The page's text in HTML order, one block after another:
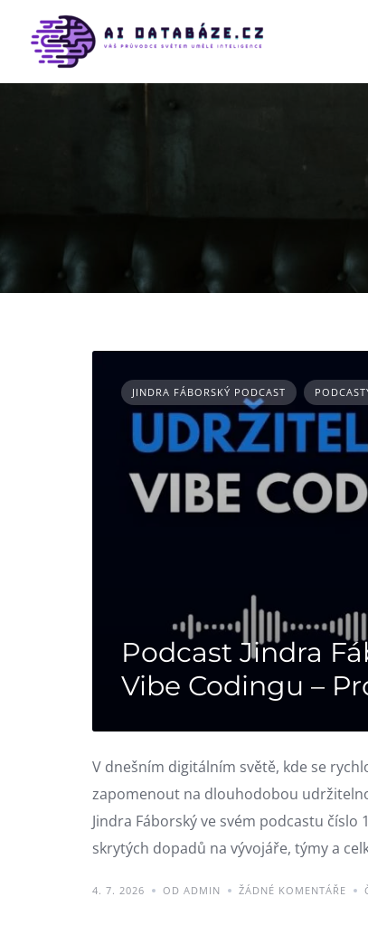
content
JINDRA FÁBORSKÝ PODCAST
Podcast Jindra
Vibe Codingu –
V dnešním digitálním světě, kde se
zapomenout na dlouhodobou
Jindra Fáborský ve svém podcastu
skrytých dopadů na vývojáře, týmy a
4. 7. 2026 OD ADMIN ŽÁDNÉ KOMENTÁŘE